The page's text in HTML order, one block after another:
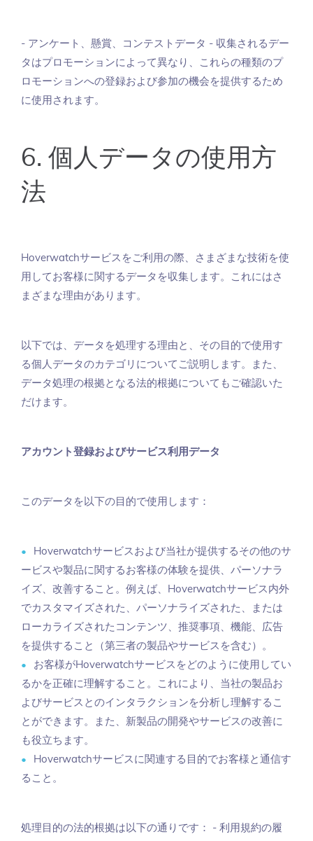
- アンケート、懸賞、コンテストデータ - 収集されるデー
タはプロモーションによって異なり、これらの種類のプ
ロモーションへの登録および参加の機会を提供するため
に使用されます。
6. 個人データの使用方
法
Hoverwatchサービスをご利用の際、さまざまな技術を使
用してお客様に関するデータを収集します。これにはさ
まざまな理由があります。
以下では、データを処理する理由と、その目的で使用す
る個人データのカテゴリについてご説明します。また、
データ処理の根拠となる法的根拠についてもご確認いた
だけます。
アカウント登録およびサービス利用データ
このデータを以下の目的で使用します：
Hoverwatchサービスおよび当社が提供するその他のサ
ービスや製品に関するお客様の体験を提供、パーソナラ
イズ、改善すること。例えば、Hoverwatchサービス内外
でカスタマイズされた、パーソナライズされた、または
ローカライズされたコンテンツ、推奨事項、機能、広告
を提供すること（第三者の製品やサービスを含む）。
お客様がHoverwatchサービスをどのように使用してい
るかを正確に理解すること。これにより、当社の製品お
よびサービスとのインタラクションを分析し理解するこ
とができます。また、新製品の開発やサービスの改善に
も役立ちます。
Hoverwatchサービスに関連する目的でお客様と通信す
ること。
処理目的の法的根拠は以下の通りです： - 利用規約の履